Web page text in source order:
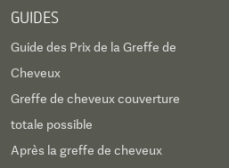
GUIDES
Guide des Prix de la Greffe de
Cheveux
Greffe de cheveux couverture
totale possible
Après la greffe de cheveux